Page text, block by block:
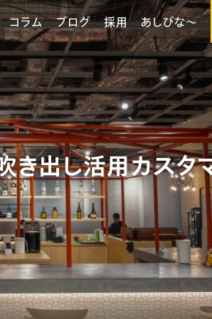
コラム ブログ 採用 あしびな〜
き出し活用カスタ